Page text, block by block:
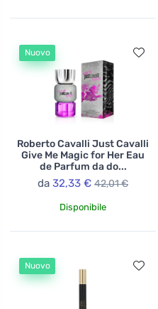
Nuovo
Roberto Cavalli Just Cavalli
Give Me Magic for Her Eau
de Parfum da do...
da 32,33 € 42,01 €
Disponibile
Nuovo